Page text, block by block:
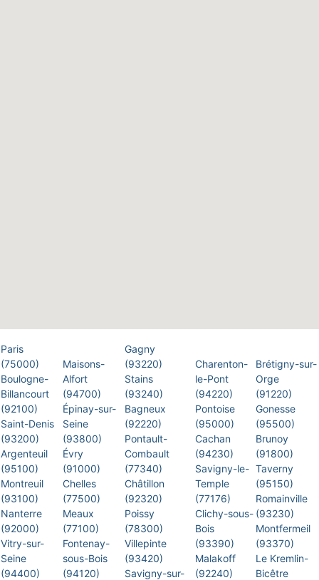
Paris
(75000)
Boulogne-
Billancourt
(92100)
Saint-Denis
(93200)
Argenteuil
(95100)
Montreuil
(93100)
Nanterre
(92000)
Vitry-sur-
Seine
(94400)
Maisons-
Alfort
(94700)
Épinay-sur-
Seine
(93800)
Évry
(91000)
Chelles
(77500)
Meaux
(77100)
Fontenay-
sous-Bois
(94120)
Gagny
(93220)
Stains
(93240)
Bagneux
(92220)
Pontault-
Combault
(77340)
Châtillon
(92320)
Poissy
(78300)
Villepinte
(93420)
Savigny-sur-
Charenton-
le-Pont
(94220)
Pontoise
(95000)
Cachan
(94230)
Savigny-le-
Temple
(77176)
Clichy-sous-
Bois
(93390)
Malakoff
(92240)
Brétigny-sur-
Orge
(91220)
Gonesse
(95500)
Brunoy
(91800)
Taverny
(95150)
Romainville
(93230)
Montfermeil
(93370)
Le Kremlin-
Bicêtre